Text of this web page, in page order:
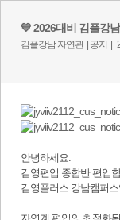
💙 2026대비 김플강
김플강남 자연관 | 공지 |
안녕하세요.
김영편입 종합반 편입
김영플러스 강남캠퍼스